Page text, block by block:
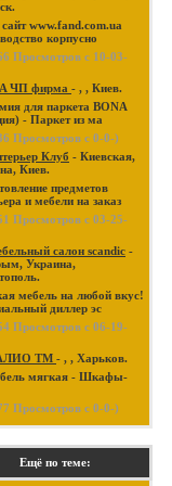
www.fand.com.ua
корпусно
Просмотров с 10-03-
ЧП фирма - , , Киев.
для паркета BONA
- Паркет из ма
Просмотров с 0-0-)
Клуб - Киевская,
Киев.
предметов
и мебели на заказ
Просмотров с 03-25-
салон scandic -
Украина,
мебель на любой вкус!
диллер эс
Просмотров с 06-19-
ТМ - , , Харьков.
мягкая - Шкафы-
Просмотров с 0-0-)
Ещё по теме: